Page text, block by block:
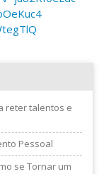
reter talentos e
Pessoal
se Tornar um